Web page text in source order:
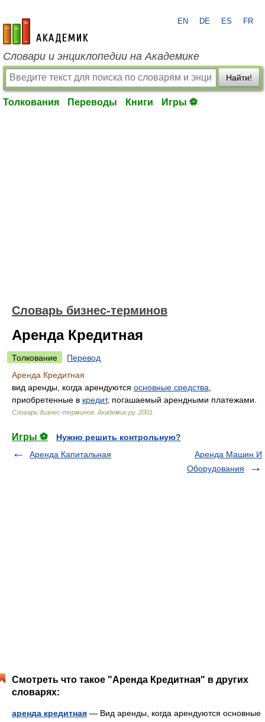
academic.ru
EN DE ES FR
Словари и энциклопедии на Академике
Найти!
Толкования Переводы Книги Игры ⚽
Словарь бизнес-терминов
Аренда Кредитная
Толкование
Перевод
Аренда Кредитная
вид аренды, когда арендуются основные средства
приобретенные в кредит, погашаемый арендными платежами.
Словарь бизнес-терминов. Академик.ру. 2001
Игры ⚽
Нужно решить контрольную?
Аренда Капитальная
Аренда Машин И
Оборудования
Смотреть что такое "Аренда Кредитная" в других
словарях:
аренда кредитная — Вид аренды, когда арендуются основные